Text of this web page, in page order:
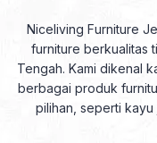
Niceliving Furniture
furniture berkualitas
Tengah. Kami dikenal
berbagai produk
pilihan, seperti